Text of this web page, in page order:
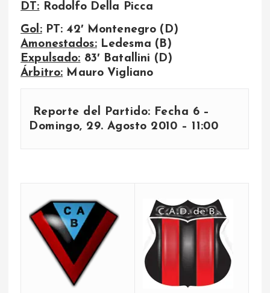
DT: Rodolfo Della Picca
Gol:PT: 42′ Montenegro (D)
Amonestados:Ledesma (B)
Expulsado: 83′ Batallini (D)
Árbitro: Mauro Vigliano
Reporte del Partido: Fecha 6 –
Domingo, 29. Agosto 2010 – 11:00